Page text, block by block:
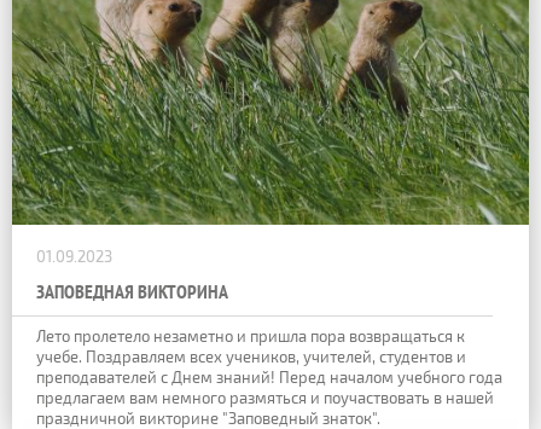
01.09.2023
ЗАПОВЕДНАЯ ВИКТОРИНА
Лето пролетело незаметно и пришла пора возвращаться к
учебе. Поздравляем всех учеников, учителей, студентов и
преподавателей с Днем знаний! Перед началом учебного года
предлагаем вам немного размяться и поучаствовать в нашей
праздничной викторине "Заповедный знаток".